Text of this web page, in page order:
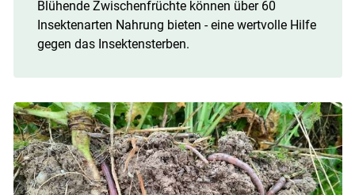
Blühende Zwischenfrüchte können über 60
Insektenarten Nahrung bieten - eine wertvolle Hilfe
gegen das Insektensterben.